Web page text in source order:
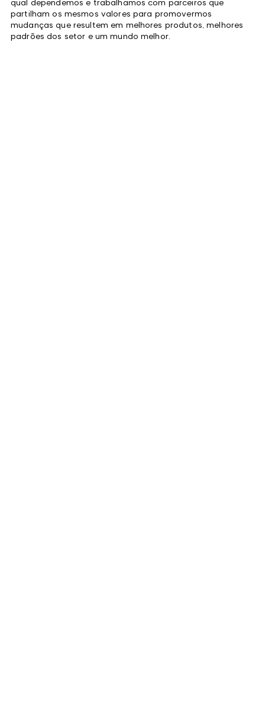
partilham os mesmos valores para promovermos
mudanças que resultem em melhores produtos, melhores
padrões dos setor e um mundo melhor.